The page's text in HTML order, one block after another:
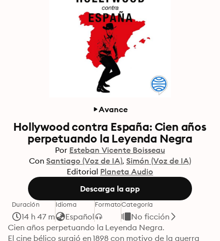
Avance
Hollywood contra España: Cien años
perpetuando la Leyenda Negra
Por Esteban Vicente Boisseau
Con Santiago (Voz de IA) Simón (Voz de IA)
Editorial Planeta Audio
Descarga la app
Duración
14 h 47 m
Idioma
Español
FormatoCategoría
No ficción
Cien años perpetuando la Leyenda Negra.
El cine bélico surgió en 1898 con motivo de la guerra